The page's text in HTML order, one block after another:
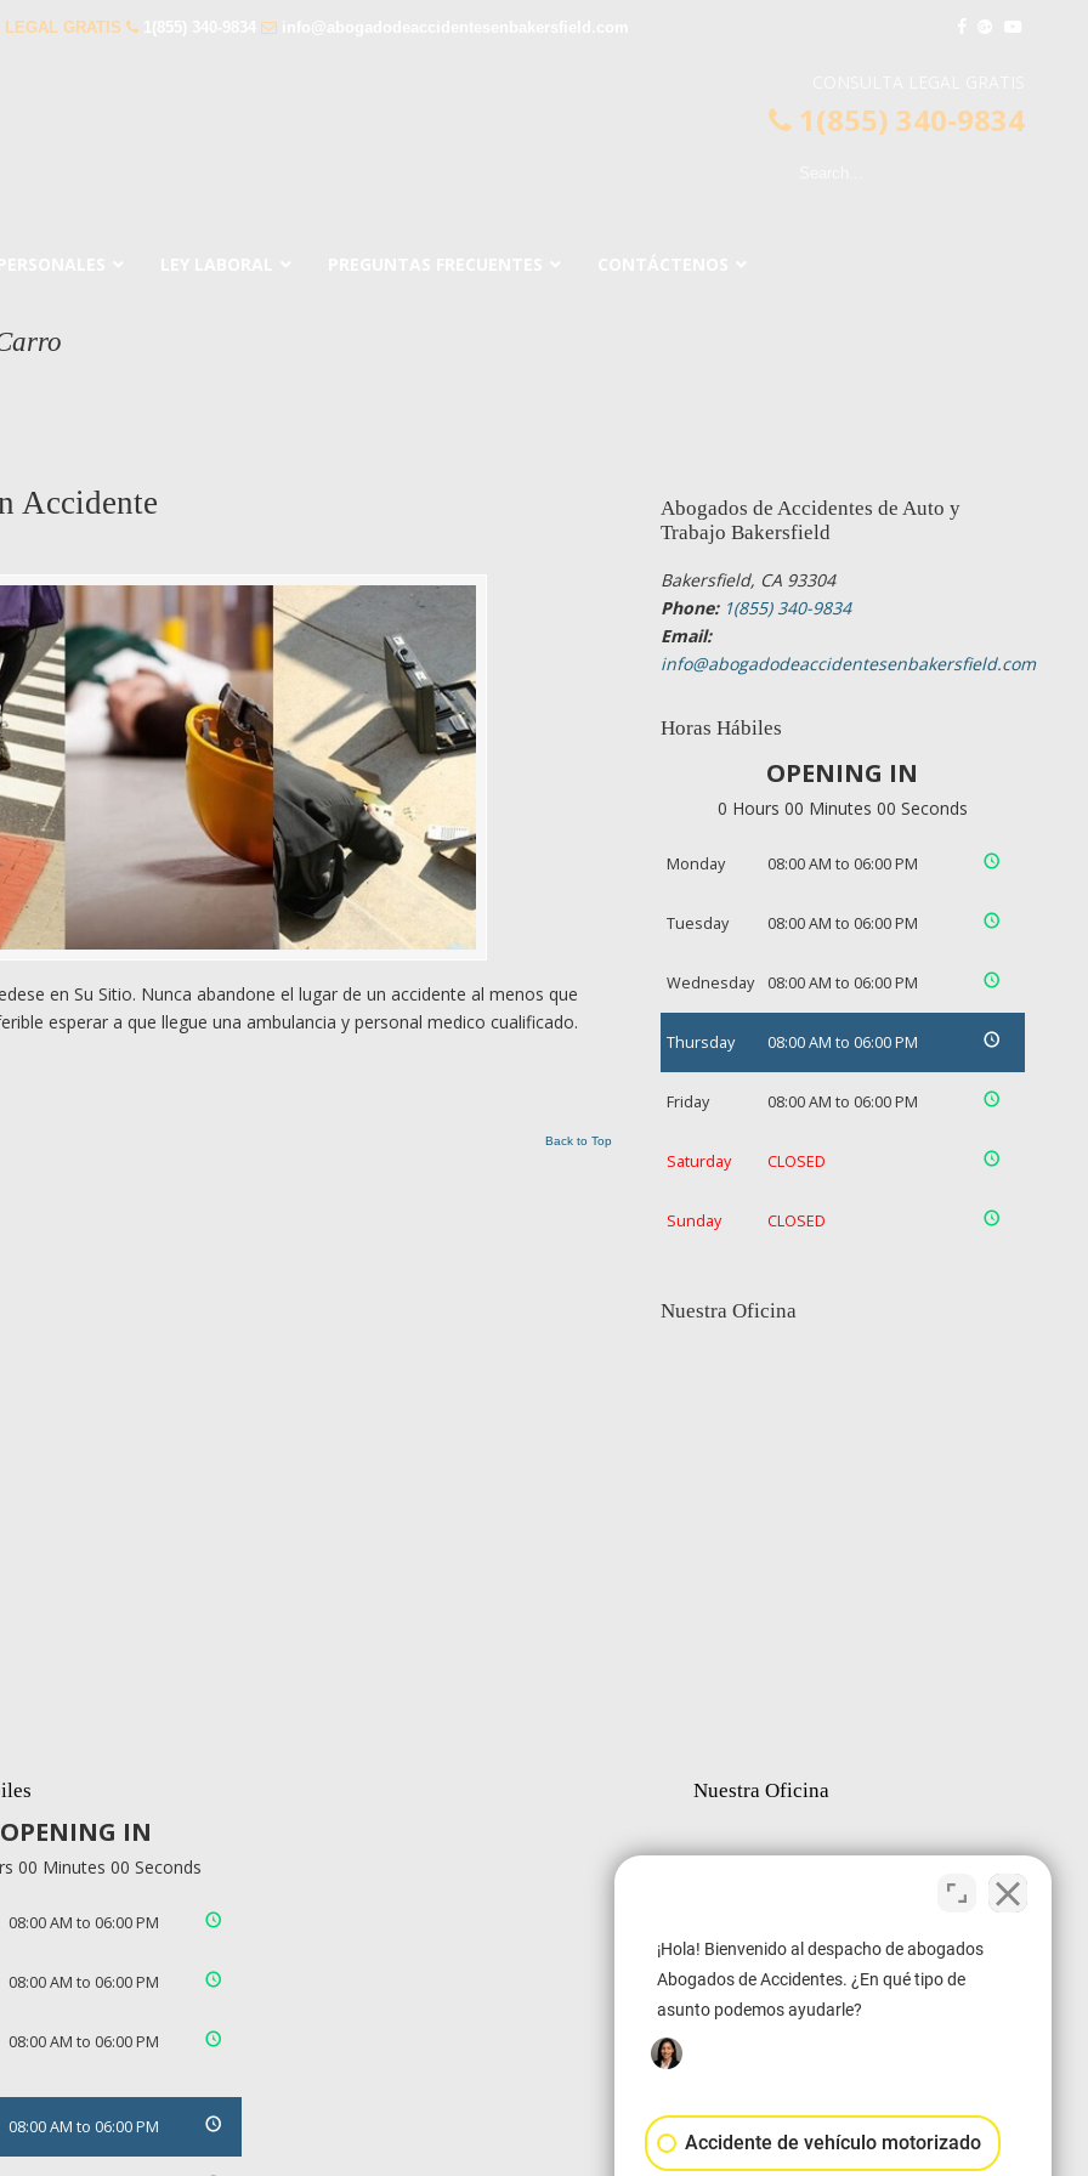
LEGAL GRATIS
1(855) 340-9834
Accidente
en Su Sitio. Nunca abandone el lugar de un accidente al menos que
esperar a que llegue una ambulancia y personal medico cualificado.
Back to Top
Abogados de Accidentes de Auto y
Trabajo Bakersfield
Bakersfield, CA 93304
Phone: 1(855) 340-9834
Email:
info@abogadodeaccidentesenbakersfield.com
Horas Hábiles
OPENING IN
0 Hours 00 Minutes 00 Seconds
Monday 08:00 AM to 06:00 PM
Tuesday 08:00 AM to 06:00 PM
Wednesday 08:00 AM to 06:00 PM
Thursday 08:00 AM to 06:00 PM
Friday 08:00 AM to 06:00 PM
Saturday CLOSED
Sunday CLOSED
Nuestra Oficina
OPENING IN
00 Minutes 00 Seconds
08:00 AM to 06:00 PM
08:00 AM to 06:00 PM
08:00 AM to 06:00 PM
08:00 AM to 06:00 PM
Nuestra Oficina
¡Hola! Bienvenido al despacho de abogados
Abogados de Accidentes. ¿En qué tipo de
asunto podemos ayudarle?
Accidente de vehículo motorizado